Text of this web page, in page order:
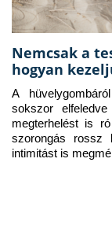
Nemcsak a
hogyan
A
sokszor
megterhelést is
szorongás rossz
intimitást is